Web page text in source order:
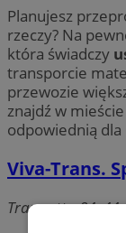
Planujesz
rzeczy? Na
która świadczy
transporcie
przewozie
znajdź w
odpowiednią dla
Viva-Trans.
Traugutta 84,